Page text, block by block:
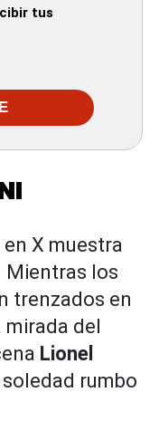
tus
X muestra
Mientras los
trenzados en
del
Lionel
rumbo